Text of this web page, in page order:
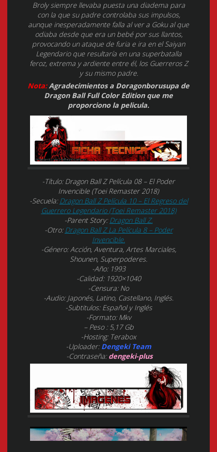
Broly siempre llevaba puesta una diadema para
con la que su padre controlaba sus impulsos,
aunque inesperadamente falla al ver a Goku al que
odiaba desde que era un bebé por sus llantos,
provocando un ataque de furia e ira en el Saiyan
Legendario que resultaría en una superbatalla
feroz, extrema y ardiente entre él, los Guerreros Z
y su mismo padre.
Nota:Agradecimientos a Doragonborusupa de
Dragon Ball Full Color Edition que me
proporciono la pelicula.
-Título: Dragon Ball Z Película 08 – El Poder
Invencible (Toei Remaster 2018)
-Secuela: Dragon Ball Z Película 10 – El Regreso del
Guerrero Legendario (Toei Remaster 2018)
-Parent Story: Dragon Ball Z.
-Otro: Dragon Ball Z La Película 8 – Poder
Invencible.
-Género: Acción, Aventura, Artes Marciales,
Shounen, Superpoderes.
-Año: 1993
-Calidad: 1920×1040
-Censura: No
-Audio: Japonés, Latino, Castellano, Inglés.
-Subtitulos: Español y Inglés
-Formato: Mkv
– Peso : 5,17 Gb
-Hosting: Terabox
-Uploader: Dengeki Team
-Contraseña: dengeki-plus